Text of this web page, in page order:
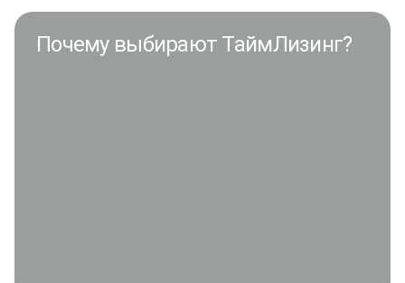
Почему выбирают ТаймЛизинг?